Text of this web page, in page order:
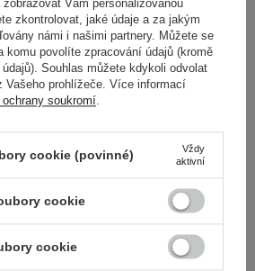
699,00 Kč
PŘIDAT DO KOŠÍKU
Vám personalizovanou
zkontrolovat, jaké údaje a za jakým
námi i našimi partnery. Můžete se
komu povolíte zpracování údajů (kromě
Souhlas můžete kdykoli odvolat
Vašeho prohlížeče. Více informací
soukromí
cookie (povinné)
Vždy
aktivní
cookie
cookie